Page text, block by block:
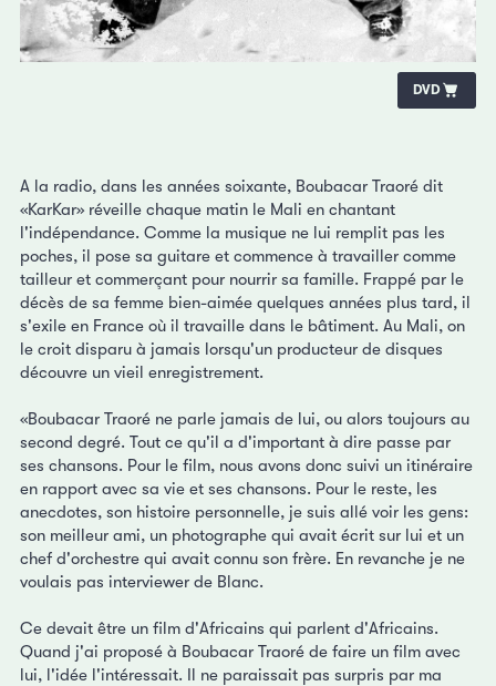
DVD
A la radio, dans les années soixante, Boubacar Traoré dit
«KarKar» réveille chaque matin le Mali en chantant
l'indépendance. Comme la musique ne lui remplit pas les
poches, il pose sa guitare et commence à travailler comme
tailleur et commerçant pour nourrir sa famille. Frappé par le
décès de sa femme bien-aimée quelques années plus tard, il
s'exile en France où il travaille dans le bâtiment. Au Mali, on
le croit disparu à jamais lorsqu'un producteur de disques
découvre un vieil enregistrement.
«Boubacar Traoré ne parle jamais de lui, ou alors toujours au
second degré. Tout ce qu'il a d'important à dire passe par
ses chansons. Pour le film, nous avons donc suivi un itinéraire
en rapport avec sa vie et ses chansons. Pour le reste, les
anecdotes, son histoire personnelle, je suis allé voir les gens:
son meilleur ami, un photographe qui avait écrit sur lui et un
chef d'orchestre qui avait connu son frère. En revanche je ne
voulais pas interviewer de Blanc.
Ce devait être un film d'Africains qui parlent d'Africains.
Quand j'ai proposé à Boubacar Traoré de faire un film avec
lui, l'idée l'intéressait. Il ne paraissait pas surpris par ma